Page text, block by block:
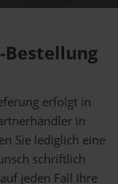
Bestellung
erfolgt in
in
Sie lediglich eine
schriftlich
jeden Fall Ihre